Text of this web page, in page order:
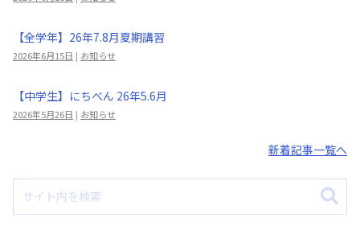
【全学年】26年7.8月夏期講習
2026年6月15日 | お知らせ
【中学生】にちべん 26年5.6月
2026年5月26日 | お知らせ
新着記事一覧へ